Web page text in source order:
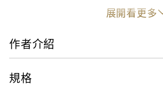
展開看更多
作者介紹
規格